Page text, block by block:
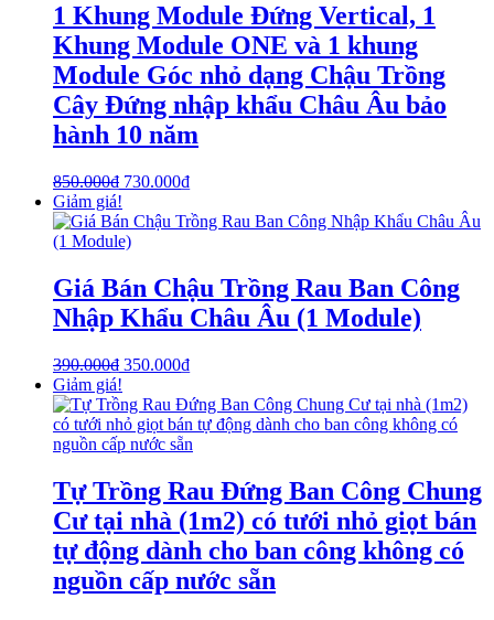
1 Khung Module Đứng Vertical, 1
Khung Module ONE và 1 khung
Module Góc nhỏ dạng Chậu Trồng
Cây Đứng nhập khẩu Châu Âu bảo
hành 10 năm
850.000₫ 730.000₫
Giảm giá!
Giá Bán Chậu Trồng Rau Ban Công
Nhập Khẩu Châu Âu (1 Module)
390.000₫ 350.000₫
Giảm giá!
Tự Trồng Rau Đứng Ban Công Chung
Cư tại nhà (1m2) có tưới nhỏ giọt bán
tự động dành cho ban công không có
nguồn cấp nước sẵn